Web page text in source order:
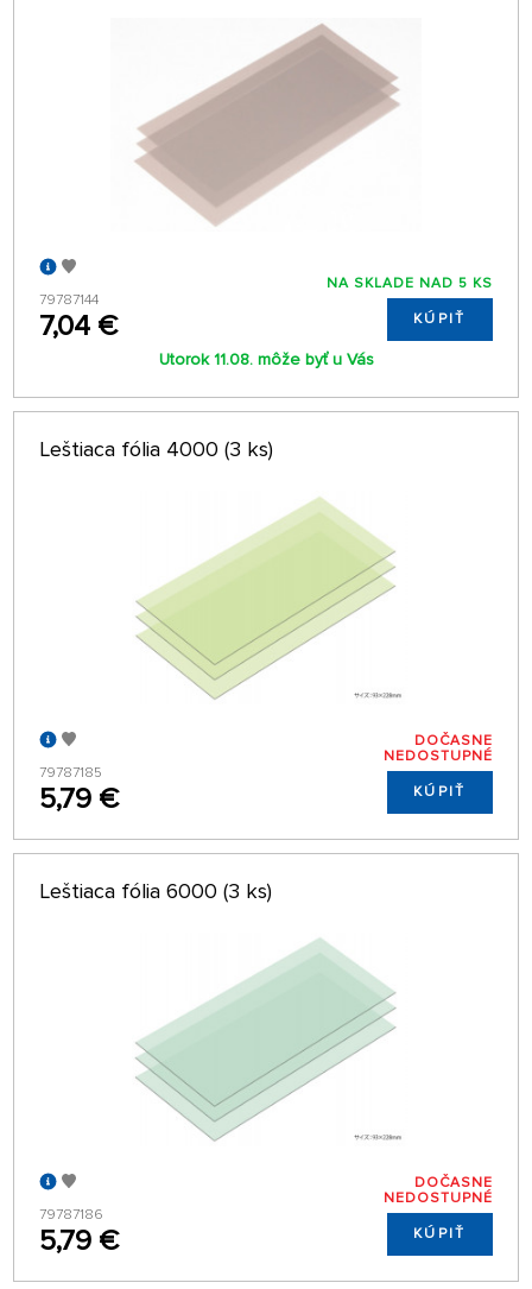
79787144
7,04 €
NA SKLADE NAD 5 KS
KÚPIŤ
Utorok 11.08. môže byť u Vás
Leštiaca fólia 4000 (3 ks)
79787185
5,79 €
DOČASNE
NEDOSTUPNÉ
KÚPIŤ
Leštiaca fólia 6000 (3 ks)
79787186
5,79 €
DOČASNE
NEDOSTUPNÉ
KÚPIŤ